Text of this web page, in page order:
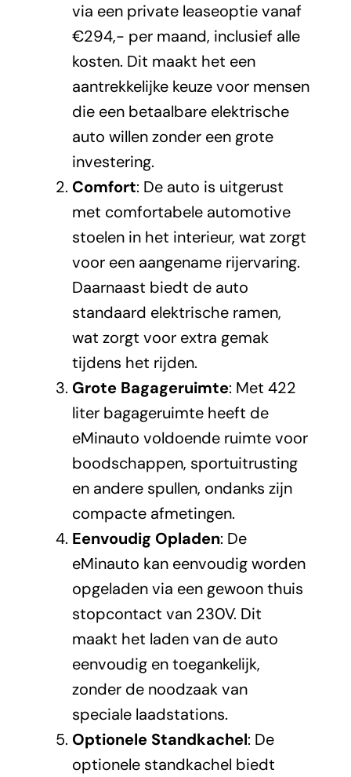
via een private leaseoptie vanaf
€294,- per maand, inclusief alle
kosten. Dit maakt het een
aantrekkelijke keuze voor mensen
die een betaalbare elektrische
auto willen zonder een grote
investering.
Comfort: De auto is uitgerust
met comfortabele automotive
stoelen in het interieur, wat zorgt
voor een aangename rijervaring.
Daarnaast biedt de auto
standaard elektrische ramen,
wat zorgt voor extra gemak
tijdens het rijden.
Grote Bagageruimte: Met 422
liter bagageruimte heeft de
eMinauto voldoende ruimte voor
boodschappen, sportuitrusting
en andere spullen, ondanks zijn
compacte afmetingen.
Eenvoudig Opladen: De
eMinauto kan eenvoudig worden
opgeladen via een gewoon thuis
stopcontact van 230V. Dit
maakt het laden van de auto
eenvoudig en toegankelijk,
zonder de noodzaak van
speciale laadstations.
Optionele Standkachel: De
optionele standkachel biedt